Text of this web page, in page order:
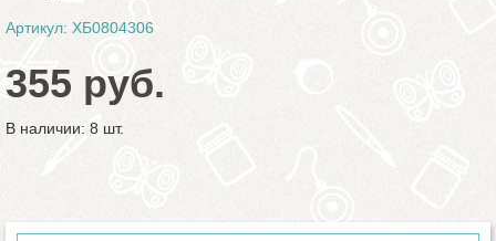
Артикул: ХБ0804306
355 руб.
В наличии: 8 шт.